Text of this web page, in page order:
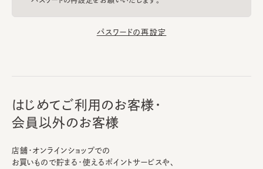
パスワードの再設定
はじめてご利用のお客様・
会員以外のお客様
店舗・オンラインショップでの
お買いもので貯まる・使えるポイントサービスや、